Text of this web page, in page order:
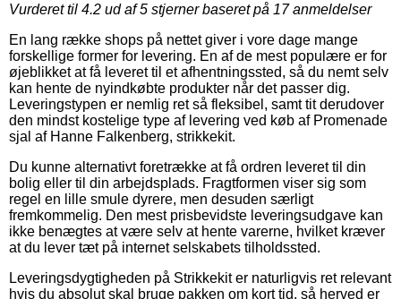
Vurderet til 4.2 ud af 5 stjerner baseret på 17anmeldelser
En lang række shops på nettet giver i vore dage mange
forskellige former for levering. En af de mest populære er for
øjeblikket at få leveret til et afhentningssted, så du nemt selv
kan hente de nyindkøbte produkter når det passer dig.
Leveringstypen er nemlig ret så fleksibel, samt tit derudover
den mindst kostelige type af levering ved køb af Promenade
sjal af Hanne Falkenberg, strikkekit.
Du kunne alternativt foretrække at få ordren leveret til din
bolig eller til din arbejdsplads. Fragtformen viser sig som
regel en lille smule dyrere, men desuden særligt
fremkommelig. Den mest prisbevidste leveringsudgave kan
ikke benægtes at være selv at hente varerne, hvilket kræver
at du lever tæt på internet selskabets tilholdssted.
Leveringsdygtigheden på Strikkekit er naturligvis ret relevant
hvis du absolut skal bruge pakken om kort tid, så herved er